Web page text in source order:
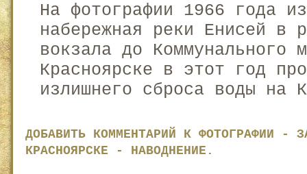
На фотографии 1966 года
набережная реки Енисей в
вокзала до Коммунального
Красноярске в этот год
излишнего сброса воды на
ДОБАВИТЬ КОММЕНТАРИЙ К ФОТОГРАФИИ -
КРАСНОЯРСКЕ - НАВОДНЕНИЕ.